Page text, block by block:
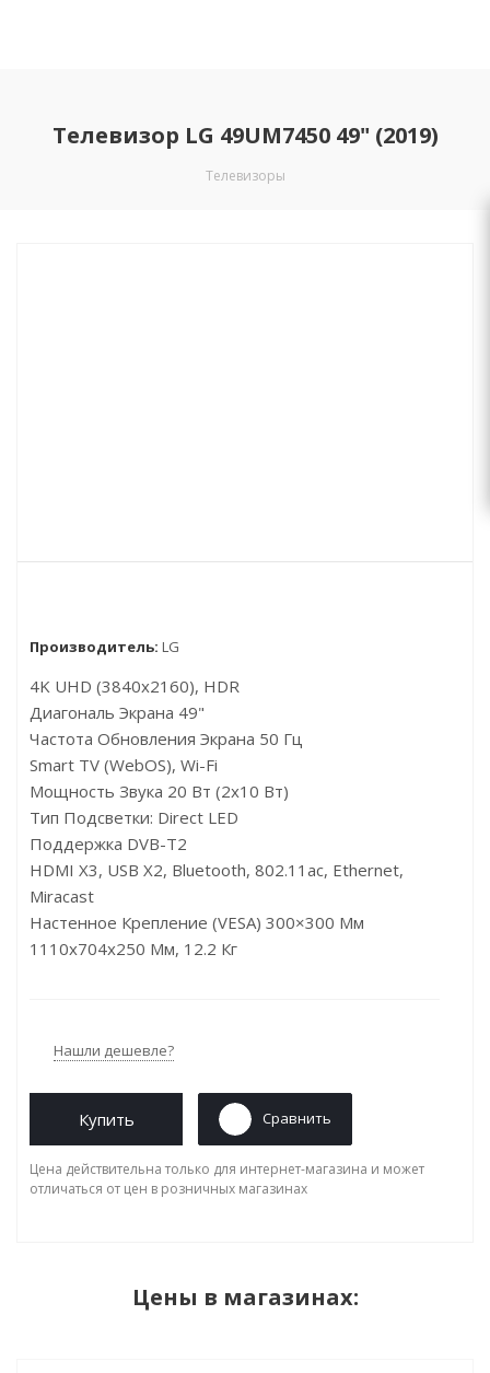
Телевизор LG 49UM7450 49" (2019)
Телевизоры
Производитель: LG
4K UHD (3840x2160), HDR
Диагональ Экрана 49"
Частота Обновления Экрана 50 Гц
Smart TV (webOS), Wi-Fi
Мощность Звука 20 Вт (2х10 Вт)
Тип Подсветки: Direct LED
Поддержка DVB-T2
HDMI X3, USB X2, Bluetooth, 802.11ac, Ethernet,
Miracast
Настенное Крепление (VESA) 300×300 Мм
1110x704x250 Мм, 12.2 Кг
Нашли дешевле?
Купить Сравнить
Цена действительна только для интернет-магазина и может
отличаться от цен в розничных магазинах
Цены в магазинах: